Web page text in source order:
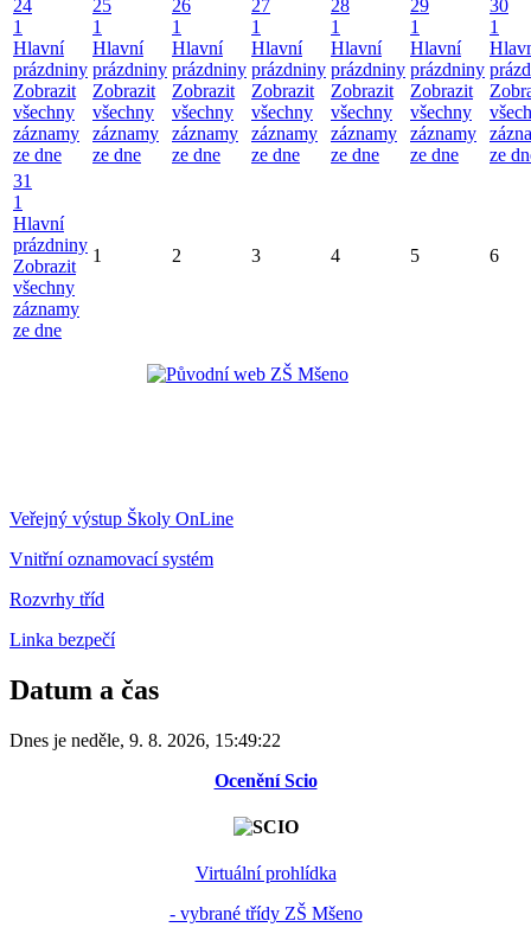
24
1
Hlavní
prázdniny
Zobrazit
všechny
záznamy
ze dne
25
1
Hlavní
prázdniny
Zobrazit
všechny
záznamy
ze dne
26
1
Hlavní
prázdniny
Zobrazit
všechny
záznamy
ze dne
27
1
Hlavní
prázdniny
Zobrazit
všechny
záznamy
ze dne
28
1
Hlavní
prázdniny
Zobrazit
všechny
záznamy
ze dne
29
1
Hlavní
prázdniny
Zobrazit
všechny
záznamy
ze dne
30
1
ze
31
1
Hlavní
prázdniny
Zobrazit
všechny
záznamy
ze dne
1 2 3 4 5 6
Veřejný výstup Školy OnLine
Vnitřní oznamovací systém
Rozvrhy tříd
Linka bezpečí
Datum a čas
Dnes je neděle, 9. 8. 2026, 15:49:22
Ocenění Scio
Virtuální prohlídka
- vybrané třídy ZŠ Mšeno